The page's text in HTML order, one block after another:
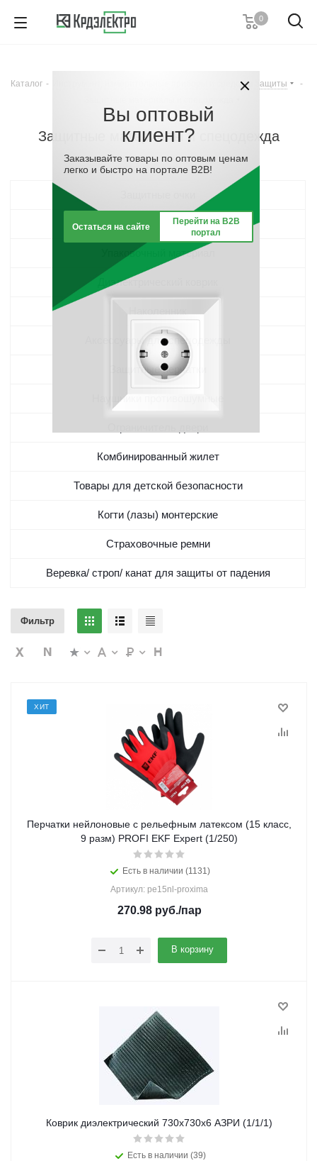
0
Каталог - Инструмент, измерительные приборы и средства защиты
-
Защитные материалы и спецодежда
Кластер Средства защиты
Упаковочный материал
Диэлектрический коврик
Аксессуары для спецодежды
Защитные перчатки
Наушники противошумные
Комбинированный жилет
Товары для детской безопасности
Когти (лазы) монтерские
Страховочные ремни
Веревка/ строп/ канат для защиты от падения
Фильтр
ХИТ
Перчатки нейлоновые с рельефным латексом (15 класс,
9 разм) PROFI EKF Expert (1/250)
Есть в наличии (1131)
Артикул: pe15nl-proxima
270.98руб./пар
В корзину
Коврик диэлектрический 730х730х6 АЗРИ (1/1/1)
Есть в наличии (39)
Вы оптовый
клиент?
Заказывайте товары по оптовым ценам
легко и быстро на портале B2B!
Остаться на сайте
Перейти на B2B
портал